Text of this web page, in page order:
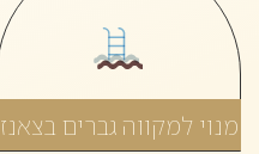
מנוי למקווה גברים בצאנז